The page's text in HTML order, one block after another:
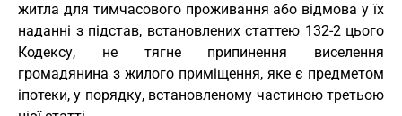
житла для тимчасового проживання або відмова у їх
наданні з підстав, встановлених статтею 132-2 цього
Кодексу, не тягне припинення виселення
громадянина з жилого приміщення, яке є предметом
іпотеки, у порядку, встановленому частиною третьою